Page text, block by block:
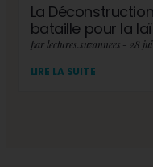
La
bataille pour la
par
LIRE LA SUITE